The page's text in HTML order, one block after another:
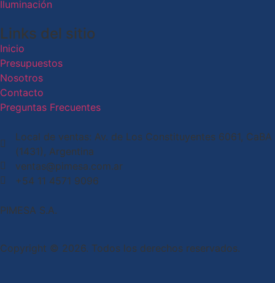
Iluminación
Links del sitio
Inicio
Presupuestos
Nosotros
Contacto
Preguntas Frecuentes
Local de ventas: Av. de Los Constituyentes 6061, CaBA
(1431), Argentina
ventas@pimesa.com.ar
+54 11 4571 9096
PIMESA S.A.
Copyright © 2026. Todos los derechos reservados.